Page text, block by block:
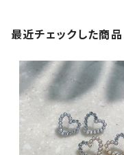
最近チェックした商品